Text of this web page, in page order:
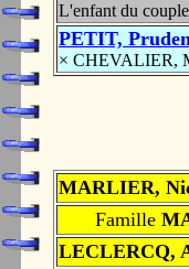
L'enfant du couple
PETIT,
× CHEVALIER,
MARLIER,
Famille
LECLERCQ,